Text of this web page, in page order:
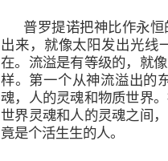
普罗提诺把神比作永
出来，就像太阳发出光线
在。流溢是有等级的，就
样。第一个从神流溢出的
魂，人的灵魂和物质世界
世界灵魂和人的灵魂之间
竟是个活生生的人。